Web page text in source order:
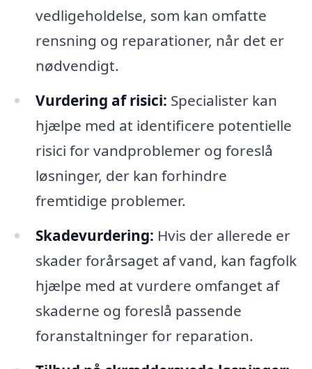
vedligeholdelse, som kan omfatte
rensning og reparationer, når det er
nødvendigt.
Vurdering af risici: Specialister kan
hjælpe med at identificere potentielle
risici for vandproblemer og foreslå
løsninger, der kan forhindre
fremtidige problemer.
Skadevurdering: Hvis der allerede er
skader forårsaget af vand, kan fagfolk
hjælpe med at vurdere omfanget af
skaderne og foreslå passende
foranstaltninger for reparation.